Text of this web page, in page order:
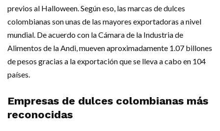
previos al Halloween. Según eso, las marcas de dulces
colombianas son unas de las mayores exportadoras a nivel
mundial. De acuerdo con la Cámara de la Industria de
Alimentos de la Andi, mueven aproximadamente 1.07 billones
de pesos gracias a la exportación que se lleva a cabo en 104
países.
Empresas de dulces colombianas más
reconocidas